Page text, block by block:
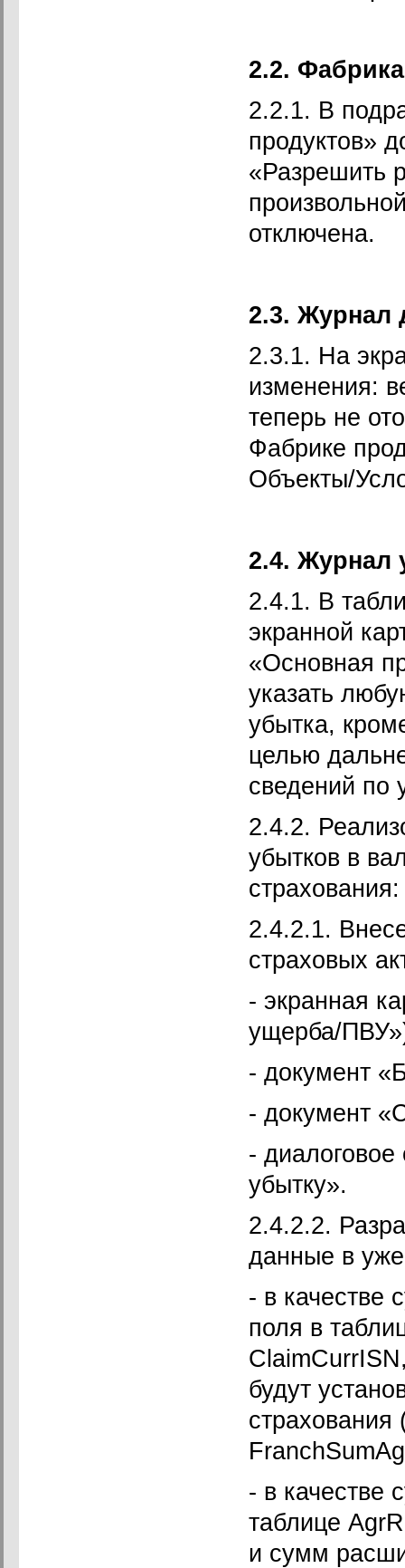
2.2.
2.2.1. В
продуктов»
«Разрешить
отключена.
2.3. Журнал
2.3.1. На
изменения:
теперь не
Фабрике
Объекты/
2.4. Журнал
2.4.1. В
экранной
«Основная
указать
убытка,
целью
сведений
2.4.2.
убытков в
страхования:
2.4.2.1.
страховых
- экранная
ущерба/
- документ
- документ
-
убытку».
2.4.2.2.
данные в
- в
поля в
будут
- в качестве
таблице
и сумм